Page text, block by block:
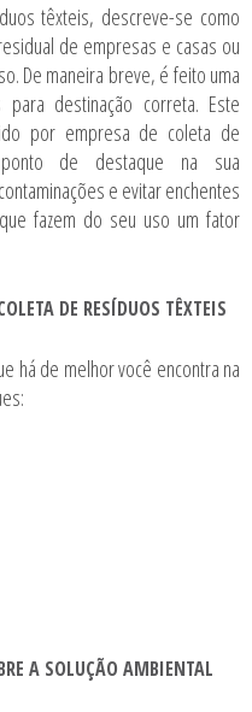
têxteis, descreve-se como
de empresas e casas ou
De maneira breve, é feito uma
destinação correta. Este
por empresa de coleta de
de destaque na sua
e evitar enchentes
fazem do seu uso um fator
DE RESÍDUOS TÊXTEIS
há de melhor você encontra na
A SOLUÇÃO AMBIENTAL